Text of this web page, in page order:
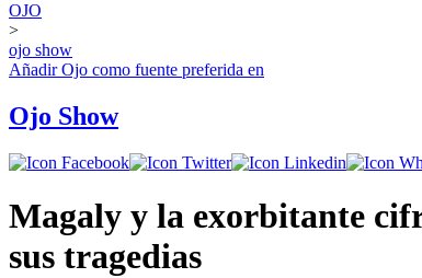
OJO
>
ojo show
AñadirOjo como fuente preferida en
Ojo Show
Magaly y la exorbitante
sus tragedias